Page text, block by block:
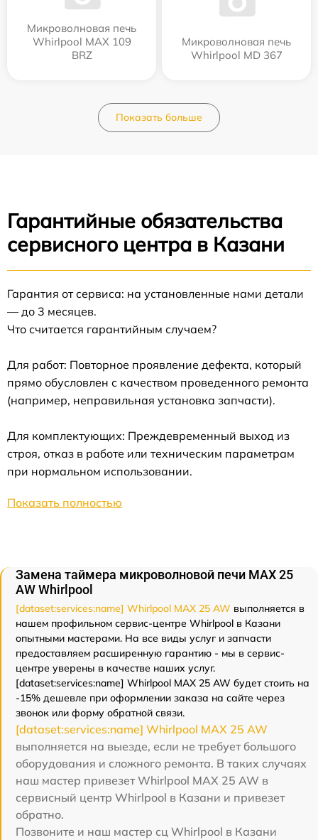
Микроволновая печь
Whirlpool MAX 109
BRZ
Микроволновая печь
Whirlpool MD 367
Показать больше
Гарантийные обязательства
сервисного центра в Казани
Гарантия от сервиса: на установленные нами детали
— до 3 месяцев.
Что считается гарантийным случаем?
Для работ: Повторное проявление дефекта, который
прямо обусловлен с качеством проведенного ремонта
(например, неправильная установка запчасти).
Для комплектующих: Преждевременный выход из
строя, отказ в работе или техническим параметрам
при нормальном использовании.
Показать полностью
Замена таймера микроволновой печи MAX 25
AW Whirlpool
[dataset:services:name] Whirlpool MAX 25 AW выполняется в
нашем профильном сервис-центре Whirlpool в Казани
опытными мастерами. На все виды услуг и запчасти
предоставляем расширенную гарантию - мы в сервис-
центре уверены в качестве наших услуг.
[dataset:services:name] Whirlpool MAX 25 AW будет стоить на
-15% дешевле при оформлении заказа на сайте через
звонок или форму обратной связи.
[dataset:services:name] Whirlpool MAX 25 AW
выполняется на выезде, если не требует большого
оборудования и сложного ремонта. В таких случаях
наш мастер привезет Whirlpool MAX 25 AW в
сервисный центр Whirlpool в Казани и привезет
обратно.
Позвоните и наш мастер сц Whirlpool в Казани